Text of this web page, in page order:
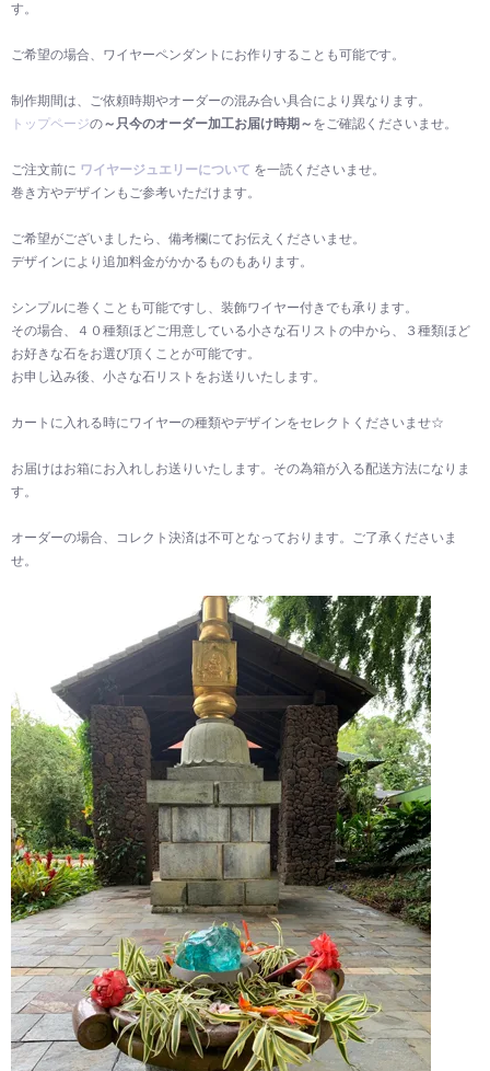
す。
ご希望の場合、ワイヤーペンダントにお作りすることも可能です。
制作期間は、ご依頼時期やオーダーの混み合い具合により異なります。
トップページの～只今のオーダー加工お届け時期～ をご確認くださいませ。
ご注文前に ワイヤージュエリーについて を一読くださいませ。
巻き方やデザインもご参考いただけます。
ご希望がございましたら、備考欄にてお伝えくださいませ。
デザインにより追加料金がかかるものもあります。
シンプルに巻くことも可能ですし、装飾ワイヤー付きでも承ります。
その場合、４０種類ほどご用意している小さな石リストの中から、３種類ほど
お好きな石をお選び頂くことが可能です。
お申し込み後、小さな石リストをお送りいたします。
カートに入れる時にワイヤーの種類やデザインをセレクトくださいませ☆
お届けはお箱にお入れしお送りいたします。その為箱が入る配送方法になりま
す。
オーダーの場合、コレクト決済は不可となっております。ご了承くださいま
せ。